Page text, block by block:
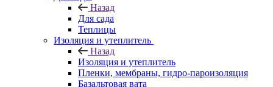
Назад
Для сада
Теплицы
Изоляция и утеплитель
Назад
Изоляция и утеплитель
Пленки, мембраны, гидро-пароизоляция
Базальтовая вата